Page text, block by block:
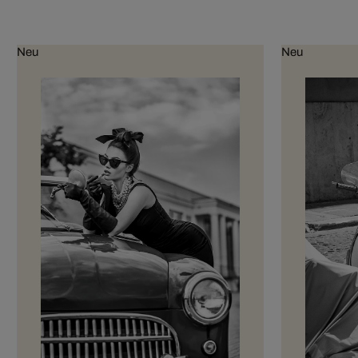
Neu Neu